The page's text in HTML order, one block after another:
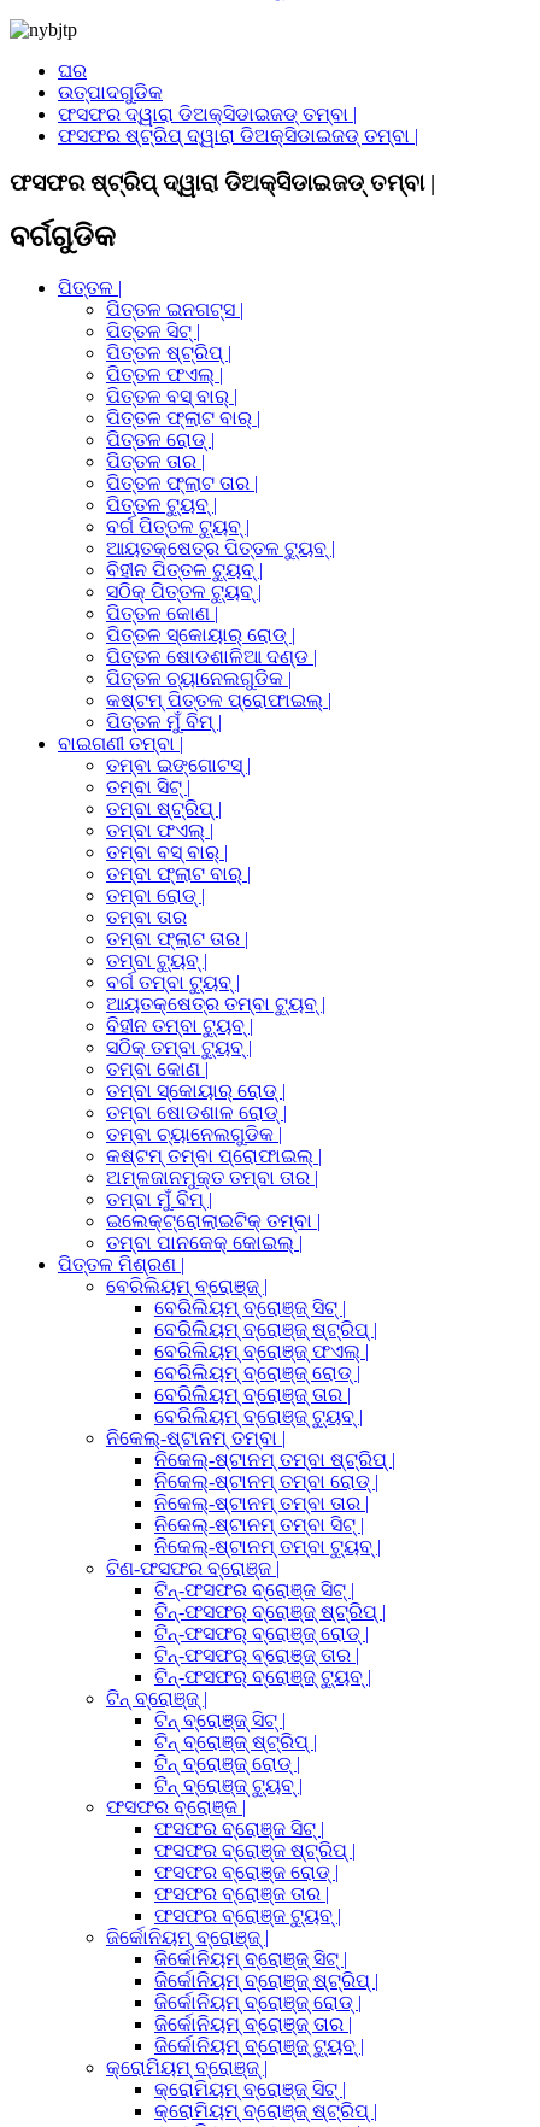
ଘର
ଉତ୍ପାଦଗୁଡିକ
ଫସଫର ଦ୍ୱାରା ଡିଅକ୍ସିଡାଇଜଡ୍ ତମ୍ବା |
ଫସଫର ଷ୍ଟ୍ରିପ୍ ଦ୍ୱାରା ଡିଅକ୍ସିଡାଇଜଡ୍ ତମ୍ବା |
ଫସଫର ଷ୍ଟ୍ରିପ୍ ଦ୍ୱାରା ଡିଅକ୍ସିଡାଇଜଡ୍ ତମ୍ବା |
ବର୍ଗଗୁଡିକ
ପିତ୍ତଳ |
ପିତ୍ତଳ ଇନଗଟ୍ସ |
ପିତ୍ତଳ ସିଟ୍ |
ପିତ୍ତଳ ଷ୍ଟ୍ରିପ୍ |
ପିତ୍ତଳ ଫଏଲ୍ |
ପିତ୍ତଳ ବସ୍ ବାର୍ |
ପିତ୍ତଳ ଫ୍ଲାଟ ବାର୍ |
ପିତ୍ତଳ ରୋଡ୍ |
ପିତ୍ତଳ ତାର |
ପିତ୍ତଳ ଫ୍ଲାଟ ତାର |
ପିତ୍ତଳ ଟ୍ୟୁବ୍ |
ବର୍ଗ ପିତ୍ତଳ ଟ୍ୟୁବ୍ |
ଆୟତକ୍ଷେତ୍ର ପିତ୍ତଳ ଟ୍ୟୁବ୍ |
ବିହୀନ ପିତ୍ତଳ ଟ୍ୟୁବ୍ |
ସଠିକ୍ ପିତ୍ତଳ ଟ୍ୟୁବ୍ |
ପିତ୍ତଳ କୋଣ |
ପିତ୍ତଳ ସ୍କୋୟାର୍ ରୋଡ୍ |
ପିତ୍ତଳ ଷୋଡଶାଳିଆ ଦଣ୍ଡ |
ପିତ୍ତଳ ଚ୍ୟାନେଲଗୁଡିକ |
କଷ୍ଟମ୍ ପିତ୍ତଳ ପ୍ରୋଫାଇଲ୍ |
ପିତ୍ତଳ ମୁଁ ବିମ୍ |
ବାଇଗଣୀ ତମ୍ବା |
ତମ୍ବା ଇଙ୍ଗୋଟସ୍ |
ତମ୍ବା ସିଟ୍ |
ତମ୍ବା ଷ୍ଟ୍ରିପ୍ |
ତମ୍ବା ଫଏଲ୍ |
ତମ୍ବା ବସ୍ ବାର୍ |
ତମ୍ବା ଫ୍ଲାଟ ବାର୍ |
ତମ୍ବା ରୋଡ୍ |
ତମ୍ବା ତାର
ତମ୍ବା ଫ୍ଲାଟ ତାର |
ତମ୍ବା ଟ୍ୟୁବ୍ |
ବର୍ଗ ତମ୍ବା ଟ୍ୟୁବ୍ |
ଆୟତକ୍ଷେତ୍ର ତମ୍ବା ଟ୍ୟୁବ୍ |
ବିହୀନ ତମ୍ବା ଟ୍ୟୁବ୍ |
ସଠିକ୍ ତମ୍ବା ଟ୍ୟୁବ୍ |
ତମ୍ବା କୋଣ |
ତମ୍ବା ସ୍କୋୟାର୍ ରୋଡ୍ |
ତମ୍ବା ଷୋଡଶାଳ ରୋଡ୍ |
ତମ୍ବା ଚ୍ୟାନେଲଗୁଡିକ |
କଷ୍ଟମ୍ ତମ୍ବା ପ୍ରୋଫାଇଲ୍ |
ଅମ୍ଳଜାନମୁକ୍ତ ତମ୍ବା ତାର |
ତମ୍ବା ମୁଁ ବିମ୍ |
ଇଲେକ୍ଟ୍ରୋଲାଇଟିକ୍ ତମ୍ବା |
ତମ୍ବା ପାନକେକ୍ କୋଇଲ୍ |
ପିତ୍ତଳ ମିଶ୍ରଣ |
ବେରିଲିୟମ୍ ବ୍ରୋଞ୍ଜ୍ |
ବେରିଲିୟମ୍ ବ୍ରୋଞ୍ଜ୍ ସିଟ୍ |
ବେରିଲିୟମ୍ ବ୍ରୋଞ୍ଜ୍ ଷ୍ଟ୍ରିପ୍ |
ବେରିଲିୟମ୍ ବ୍ରୋଞ୍ଜ୍ ଫଏଲ୍ |
ବେରିଲିୟମ୍ ବ୍ରୋଞ୍ଜ୍ ରୋଡ୍ |
ବେରିଲିୟମ୍ ବ୍ରୋଞ୍ଜ୍ ତାର |
ବେରିଲିୟମ୍ ବ୍ରୋଞ୍ଜ୍ ଟ୍ୟୁବ୍ |
ନିକେଲ୍-ଷ୍ଟାନମ୍ ତମ୍ବା |
ନିକେଲ୍-ଷ୍ଟାନମ୍ ତମ୍ବା ଷ୍ଟ୍ରିପ୍ |
ନିକେଲ୍-ଷ୍ଟାନମ୍ ତମ୍ବା ରୋଡ୍ |
ନିକେଲ୍-ଷ୍ଟାନମ୍ ତମ୍ବା ତାର |
ନିକେଲ୍-ଷ୍ଟାନମ୍ ତମ୍ବା ସିଟ୍ |
ନିକେଲ୍-ଷ୍ଟାନମ୍ ତମ୍ବା ଟ୍ୟୁବ୍ |
ଟିଣ-ଫସଫର ବ୍ରୋଞ୍ଜ |
ଟିନ୍-ଫସଫର ବ୍ରୋଞ୍ଜ ସିଟ୍ |
ଟିନ୍-ଫସଫର୍ ବ୍ରୋଞ୍ଜ୍ ଷ୍ଟ୍ରିପ୍ |
ଟିନ୍-ଫସଫର୍ ବ୍ରୋଞ୍ଜ୍ ରୋଡ୍ |
ଟିନ୍-ଫସଫର୍ ବ୍ରୋଞ୍ଜ୍ ତାର |
ଟିନ୍-ଫସଫର୍ ବ୍ରୋଞ୍ଜ୍ ଟ୍ୟୁବ୍ |
ଟିନ୍ ବ୍ରୋଞ୍ଜ୍ |
ଟିନ୍ ବ୍ରୋଞ୍ଜ୍ ସିଟ୍ |
ଟିନ୍ ବ୍ରୋଞ୍ଜ୍ ଷ୍ଟ୍ରିପ୍ |
ଟିନ୍ ବ୍ରୋଞ୍ଜ୍ ରୋଡ୍ |
ଟିନ୍ ବ୍ରୋଞ୍ଜ୍ ଟ୍ୟୁବ୍ |
ଫସଫର ବ୍ରୋଞ୍ଜ |
ଫସଫର ବ୍ରୋଞ୍ଜ ସିଟ୍ |
ଫସଫର ବ୍ରୋଞ୍ଜ ଷ୍ଟ୍ରିପ୍ |
ଫସଫର ବ୍ରୋଞ୍ଜ ରୋଡ୍ |
ଫସଫର ବ୍ରୋଞ୍ଜ ତାର |
ଫସଫର ବ୍ରୋଞ୍ଜ ଟ୍ୟୁବ୍ |
ଜିର୍କୋନିୟମ୍ ବ୍ରୋଞ୍ଜ୍ |
ଜିର୍କୋନିୟମ୍ ବ୍ରୋଞ୍ଜ୍ ସିଟ୍ |
ଜିର୍କୋନିୟମ୍ ବ୍ରୋଞ୍ଜ୍ ଷ୍ଟ୍ରିପ୍ |
ଜିର୍କୋନିୟମ୍ ବ୍ରୋଞ୍ଜ୍ ରୋଡ୍ |
ଜିର୍କୋନିୟମ୍ ବ୍ରୋଞ୍ଜ୍ ତାର |
ଜିର୍କୋନିୟମ୍ ବ୍ରୋଞ୍ଜ୍ ଟ୍ୟୁବ୍ |
କ୍ରୋମିୟମ୍ ବ୍ରୋଞ୍ଜ୍ |
କ୍ରୋମିୟମ୍ ବ୍ରୋଞ୍ଜ୍ ସିଟ୍ |
କ୍ରୋମିୟମ୍ ବ୍ରୋଞ୍ଜ୍ ଷ୍ଟ୍ରିପ୍ |